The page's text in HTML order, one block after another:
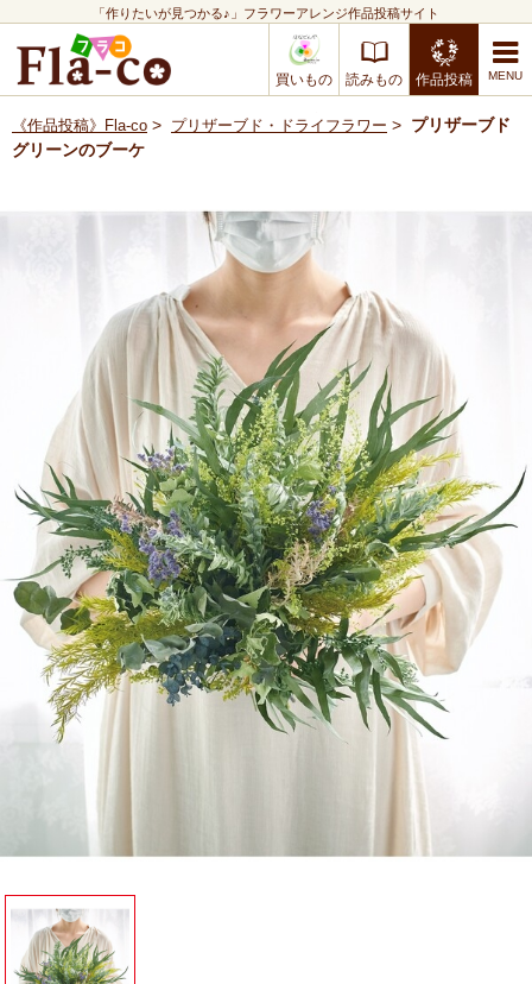
「作りたいが見つかる♪」フラワーアレンジ作品投稿サイト
買いもの 読みもの 作品投稿
《作品投稿》Fla-co > プリザーブド・ドライフラワー > プリザーブド
グリーンのブーケ